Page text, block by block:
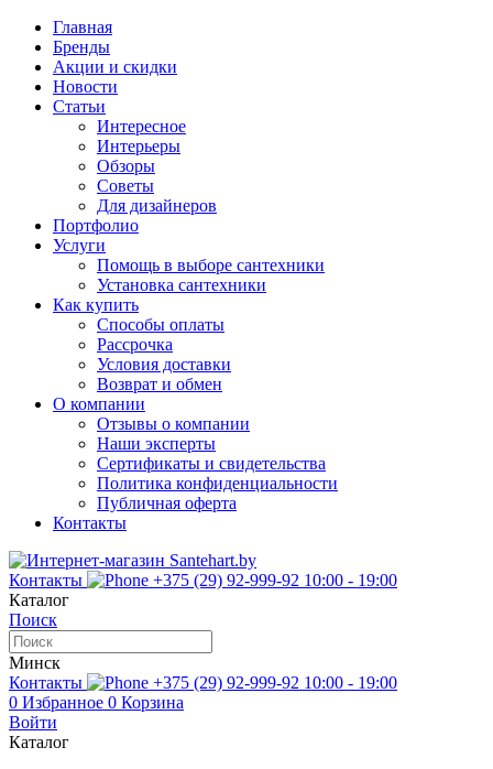
Главная
Бренды
Акции и скидки
Новости
Статьи
Интересное
Интерьеры
Обзоры
Советы
Для дизайнеров
Портфолио
Услуги
Помощь в выборе сантехники
Установка сантехники
Как купить
Способы оплаты
Рассрочка
Условия доставки
Возврат и обмен
О компании
Отзывы о компании
Наши эксперты
Сертификаты и свидетельства
Политика конфиденциальности
Публичная оферта
Контакты
Контакты +375 (29) 92-999-92 10:00 - 19:00
Каталог
Поиск
Минск
Контакты
+375 (29) 92-999-92 10:00 - 19:00
0 Избранное 0 Корзина
Войти
Каталог